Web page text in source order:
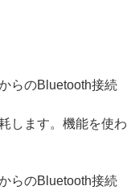
る
らのBluetooth接続
します。機能を使わ
らのBluetooth接続